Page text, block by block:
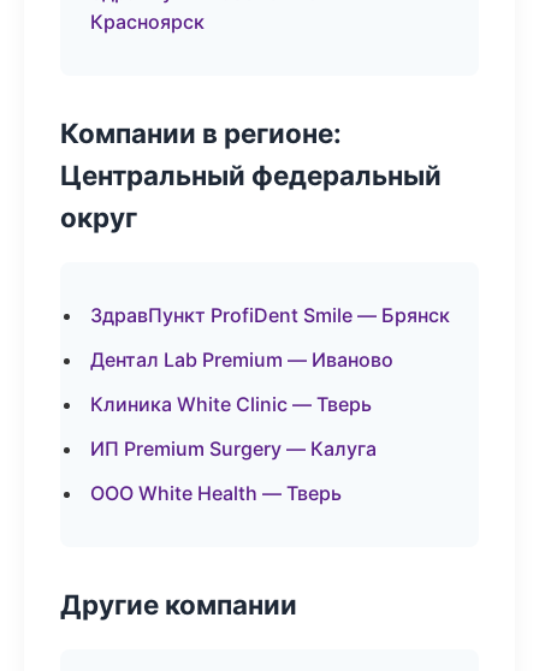
Красноярск
Компании в регионе:
Центральный федеральный
округ
ЗдравПункт ProfiDent Smile — Брянск
Дентал Lab Premium — Иваново
Клиника White Clinic — Тверь
ИП Premium Surgery — Калуга
ООО White Health — Тверь
Другие компании